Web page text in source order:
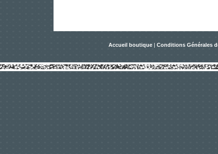
Accueil boutique | Conditions Générales